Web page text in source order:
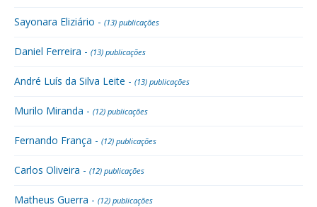
Sayonara Eliziário - (13) publicações
Daniel Ferreira - (13) publicações
André Luís da Silva Leite - (13) publicações
Murilo Miranda - (12) publicações
Fernando França - (12) publicações
Carlos Oliveira - (12) publicações
Matheus Guerra - (12) publicações